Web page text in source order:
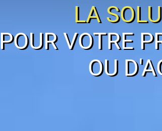
LA
POUR VOTRE
OU